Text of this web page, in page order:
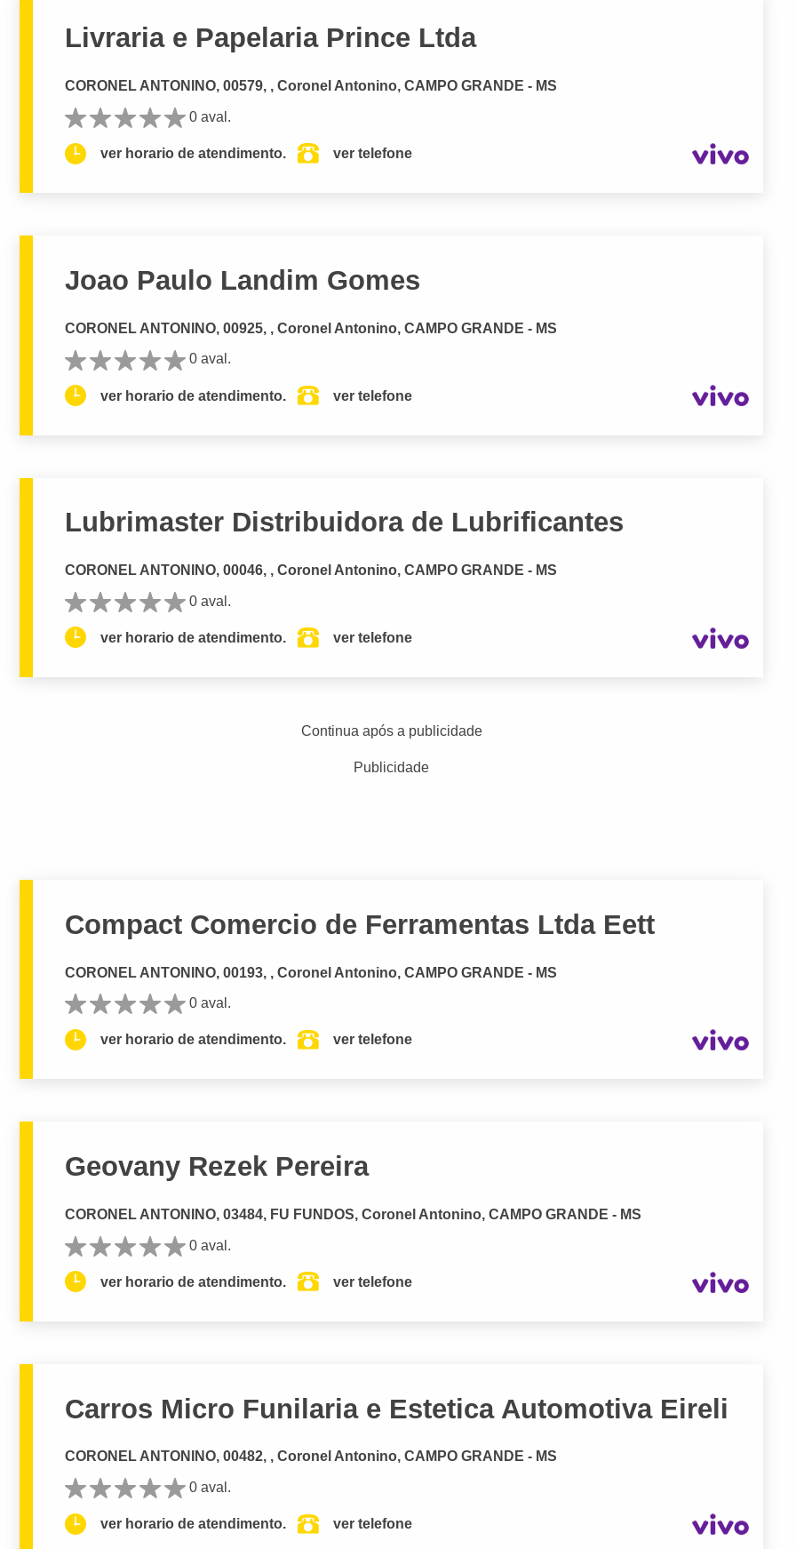
Livraria e Papelaria Prince Ltda
CORONEL ANTONINO, 00579, , Coronel Antonino, CAMPO GRANDE - MS
0 aval.
ver horario de atendimento. ver telefone
Joao Paulo Landim Gomes
CORONEL ANTONINO, 00925, , Coronel Antonino, CAMPO GRANDE - MS
0 aval.
ver horario de atendimento. ver telefone
Lubrimaster Distribuidora de Lubrificantes
CORONEL ANTONINO, 00046, , Coronel Antonino, CAMPO GRANDE - MS
0 aval.
ver horario de atendimento. ver telefone
Continua após a publicidade
Publicidade
Compact Comercio de Ferramentas Ltda Eett
CORONEL ANTONINO, 00193, , Coronel Antonino, CAMPO GRANDE - MS
0 aval.
ver horario de atendimento. ver telefone
Geovany Rezek Pereira
CORONEL ANTONINO, 03484, FU FUNDOS, Coronel Antonino, CAMPO GRANDE - MS
0 aval.
ver horario de atendimento. ver telefone
Carros Micro Funilaria e Estetica Automotiva Eireli
CORONEL ANTONINO, 00482, , Coronel Antonino, CAMPO GRANDE - MS
0 aval.
ver horario de atendimento. ver telefone